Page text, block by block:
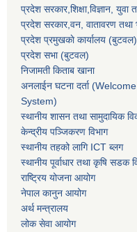
प्रदेश सरकार,शिक्षा,विज्ञान,
प्रदेश सरकार,वन, वातावरण तथा
प्रदेश प्रमुखकाे कार्यालय (बुटवल)
प्रदेश सभा (बुटवल)
निजामती किताब खाना
अनलाईन घटना दर्ता
System)
स्थानीय शासन तथा सामुदायिक
केन्द्रीय पञ्जिकरण विभाग
स्थानीय तहको लागि ICT ब्लग
स्थानीय पूर्वाधार तथा कृषि सडक
राष्ट्रिय योजना आयोग
नेपाल कानुन आयोग
अर्थ मन्त्रालय
लोक सेवा आयोग